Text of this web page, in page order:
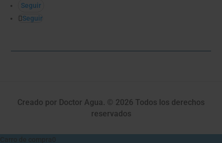
Seguir
Seguir
Creado por Doctor Agua. © 2026 Todos los derechos
reservados